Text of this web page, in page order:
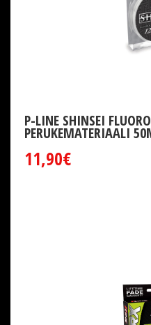
P-LINE SHINSEI
PERUKEMATERIAALI
11,90€